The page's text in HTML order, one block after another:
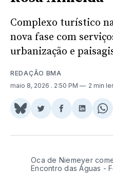
Complexo turístico
nova fase com
urbanização e
REDAÇÃO BMA
maio 8, 2026 . 2:50 PM 2 min ler
Share
BlueSky
Compartilhar
Twitter
Compartilhar
Facebook
Oca de Niemeyer
Encontro das Águas -